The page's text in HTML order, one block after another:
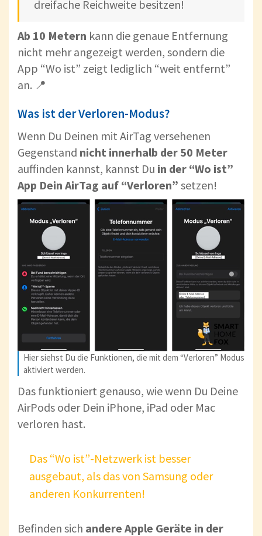
dreifache Reichweite besitzen!
Ab 10 Metern kann die genaue Entfernung
nicht mehr angezeigt werden, sondern die
App “Wo ist” zeigt lediglich “weit entfernt”
an. 📍
Was ist der Verloren-Modus?
Wenn Du Deinen mit AirTag versehenen
Gegenstand nicht innerhalb der 50 Meter
auffinden kannst, kannst Du in der “Wo ist”
App Dein AirTag auf “Verloren” setzen!
Hier siehst Du die Funktionen, die mit dem “Verloren” Modus
aktiviert werden.
Das funktioniert genauso, wie wenn Du Deine
AirPods oder Dein iPhone, iPad oder Mac
verloren hast.
Das “Wo ist”-Netzwerk ist besser
ausgebaut, als das von Samsung oder
anderen Konkurrenten!
Befinden sich andere Apple Geräte in der